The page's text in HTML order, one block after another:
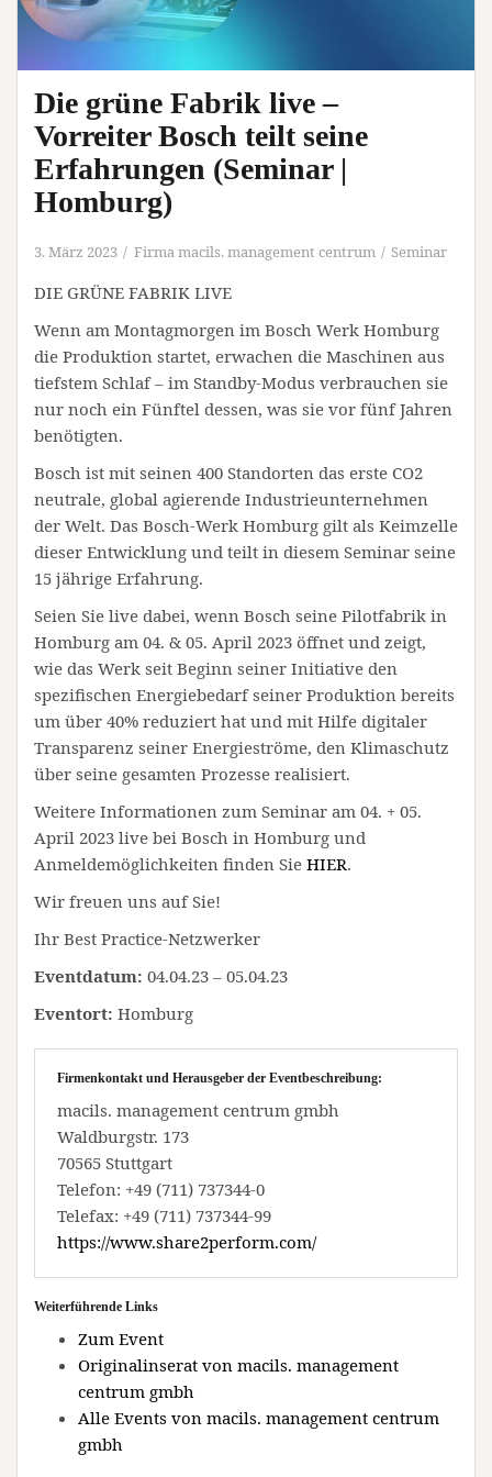
Die grüne Fabrik live –
Vorreiter Bosch teilt seine
Erfahrungen (Seminar |
Homburg)
3. März 2023 Firma macils. management centrum Seminar
DIE GRÜNE FABRIK LIVE
Wenn am Montagmorgen im Bosch Werk Homburg
die Produktion startet, erwachen die Maschinen aus
tiefstem Schlaf – im Standby-Modus verbrauchen sie
nur noch ein Fünftel dessen, was sie vor fünf Jahren
benötigten.
Bosch ist mit seinen 400 Standorten das erste CO2
neutrale, global agierende Industrieunternehmen
der Welt. Das Bosch-Werk Homburg gilt als Keimzelle
dieser Entwicklung und teilt in diesem Seminar seine
15 jährige Erfahrung.
Seien Sie live dabei, wenn Bosch seine Pilotfabrik in
Homburg am 04. & 05. April 2023 öffnet und zeigt,
wie das Werk seit Beginn seiner Initiative den
spezifischen Energiebedarf seiner Produktion bereits
um über 40% reduziert hat und mit Hilfe digitaler
Transparenz seiner Energieströme, den Klimaschutz
über seine gesamten Prozesse realisiert.
Weitere Informationen zum Seminar am 04. + 05.
April 2023 live bei Bosch in Homburg und
Anmeldemöglichkeiten finden Sie HIER.
Wir freuen uns auf Sie!
Ihr Best Practice-Netzwerker
Eventdatum: 04.04.23 – 05.04.23
Eventort: Homburg
Firmenkontakt und Herausgeber der Eventbeschreibung:
macils. management centrum gmbh
Waldburgstr. 173
70565 Stuttgart
Telefon: +49 (711) 737344-0
Telefax: +49 (711) 737344-99
https://www.share2perform.com/
Weiterführende Links
Zum Event
Originalinserat von macils. management
centrum gmbh
Alle Events von macils. management centrum
gmbh